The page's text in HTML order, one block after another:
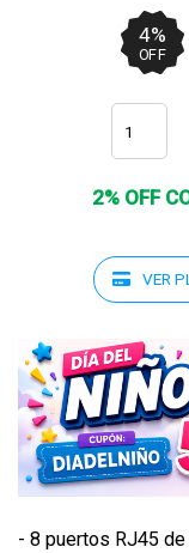
4%
OFF
2% OFF
VER
- 8 puertos RJ45